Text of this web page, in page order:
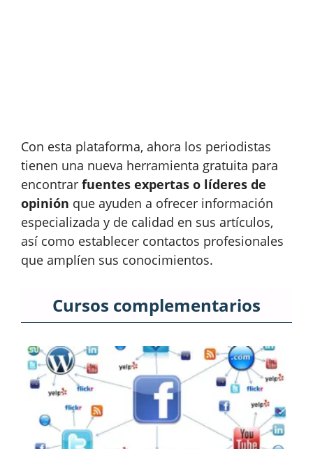
Con esta plataforma, ahora los periodistas
tienen una nueva herramienta gratuita para
encontrar fuentes expertas o líderes de
opinión que ayuden a ofrecer información
especializada y de calidad en sus artículos,
así como establecer contactos profesionales
que amplíen sus conocimientos.
Cursos complementarios